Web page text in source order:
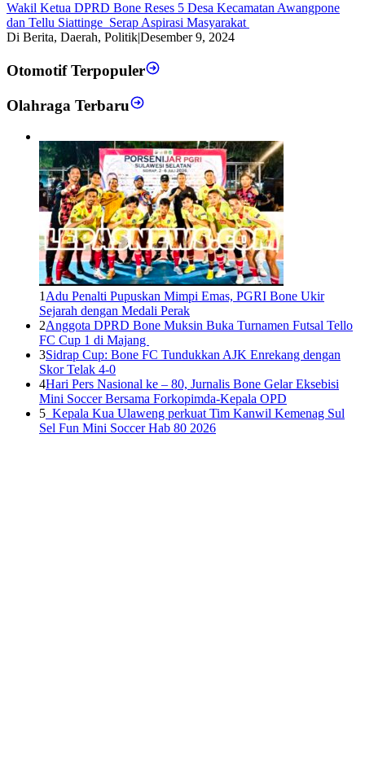
Wakil Ketua DPRD Bone Reses 5 Desa Kecamatan Awangpone
dan Tellu Siattinge Serap Aspirasi Masyarakat
Di Berita, Daerah, Politik|Desember 9, 2024
Otomotif Terpopuler
Olahraga Terbaru
1 Adu Penalti Pupuskan Mimpi Emas, PGRI Bone Ukir
Sejarah dengan Medali Perak
2Anggota DPRD Bone Muksin Buka Turnamen Futsal Tello
FC Cup 1 di Majang
3Sidrap Cup: Bone FC Tundukkan AJK Enrekang dengan
Skor Telak 4-0
4Hari Pers Nasional ke – 80, Jurnalis Bone Gelar Eksebisi
Mini Soccer Bersama Forkopimda-Kepala OPD
5 Kepala Kua Ulaweng perkuat Tim Kanwil Kemenag Sul
Sel Fun Mini Soccer Hab 80 2026